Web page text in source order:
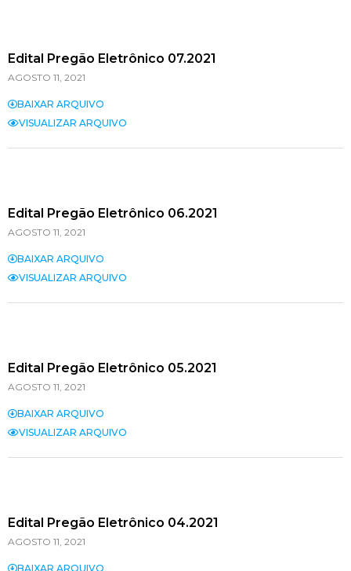
Edital Pregão Eletrônico 07.2021
AGOSTO 11, 2021
BAIXAR ARQUIVO
VISUALIZAR ARQUIVO
Edital Pregão Eletrônico 06.2021
AGOSTO 11, 2021
BAIXAR ARQUIVO
VISUALIZAR ARQUIVO
Edital Pregão Eletrônico 05.2021
AGOSTO 11, 2021
BAIXAR ARQUIVO
VISUALIZAR ARQUIVO
Edital Pregão Eletrônico 04.2021
AGOSTO 11, 2021
BAIXAR ARQUIVO